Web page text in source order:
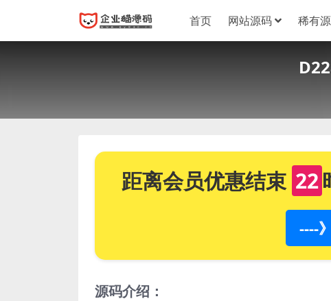
首页 网站源码 稀有
距离会员优惠结束 22
----
源码介绍：